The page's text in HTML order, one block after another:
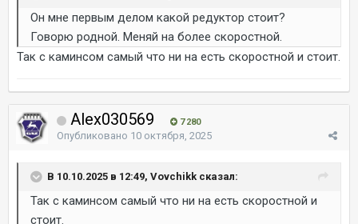
Он мне первым делом какой редуктор стоит?
Говорю родной. Меняй на более скоростной.
Так с каминсом самый что ни на есть скоростной и стоит.
Alex030569 7 280
Опубликовано 10 октября, 2025
В 10.10.2025 в 12:49, Vovchikk сказал:
Так с каминсом самый что ни на есть скоростной и
стоит.